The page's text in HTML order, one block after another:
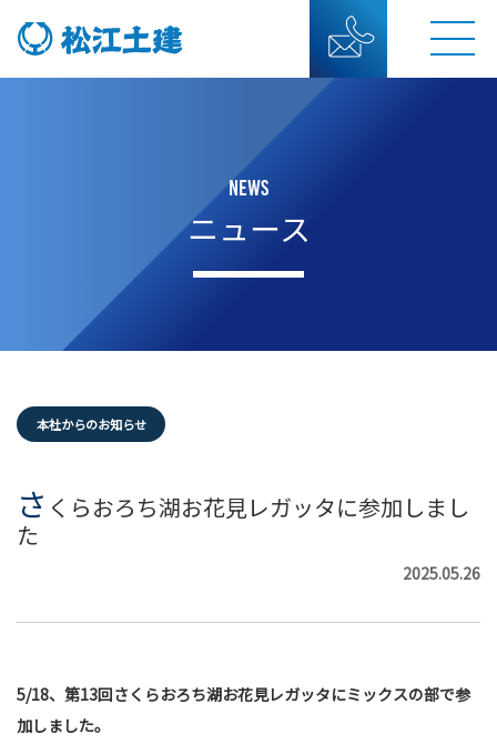
NEWS
ニュース
本社からのお知らせ
さ くらおろち湖お花見レガッタに参加しまし
た
2025.05.26
5/18、第13回さくらおろち湖お花見レガッタにミックスの部で参
加しました。